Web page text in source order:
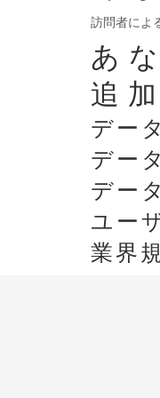
訪問者によ
あ
追
デー
デー
デー
ユー
業界